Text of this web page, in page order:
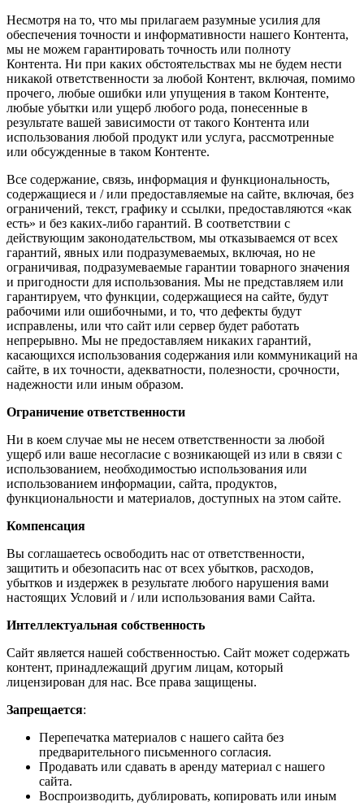
Несмотря на то, что мы прилагаем разумные усилия для
обеспечения точности и информативности нашего Контента,
мы не можем гарантировать точность или полноту
Контента. Ни при каких обстоятельствах мы не будем нести
никакой ответственности за любой Контент, включая, помимо
прочего, любые ошибки или упущения в таком Контенте,
любые убытки или ущерб любого рода, понесенные в
результате вашей зависимости от такого Контента или
использования любой продукт или услуга, рассмотренные
или обсужденные в таком Контенте.
Все содержание, связь, информация и функциональность,
содержащиеся и / или предоставляемые на сайте, включая, без
ограничений, текст, графику и ссылки, предоставляются «как
есть» и без каких-либо гарантий. В соответствии с
действующим законодательством, мы отказываемся от всех
гарантий, явных или подразумеваемых, включая, но не
ограничивая, подразумеваемые гарантии товарного значения
и пригодности для использования. Мы не представляем или
гарантируем, что функции, содержащиеся на сайте, будут
рабочими или ошибочными, и то, что дефекты будут
исправлены, или что сайт или сервер будет работать
непрерывно. Мы не предоставляем никаких гарантий,
касающихся использования содержания или коммуникаций на
сайте, в их точности, адекватности, полезности, срочности,
надежности или иным образом.
Ограничение ответственности
Ни в коем случае мы не несем ответственности за любой
ущерб или ваше несогласие с возникающей из или в связи с
использованием, необходимостью использования или
использованием информации, сайта, ​​продуктов,
функциональности и материалов, доступных на этом сайте.
Компенсация
Вы соглашаетесь освободить нас от ответственности,
защитить и обезопасить нас от всех убытков, расходов,
убытков и издержек в результате любого нарушения вами
настоящих Условий и / или использования вами Сайта.
Интеллектуальная собственность
Сайт является нашей собственностью. Сайт может содержать
контент, принадлежащий другим лицам, который
лицензирован для нас. Все права защищены.
Запрещается:
Перепечатка материалов с нашего сайта без
предварительного письменного согласия.
Продавать или сдавать в аренду материал с нашего
сайта.
Воспроизводить, дублировать, копировать или иным